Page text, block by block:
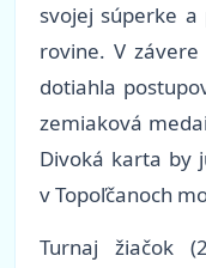
svojej súperke
rovine. V
dotiahla
zemiaková
Divoká karta by
v Topoľčanoch
Turnaj žiačok